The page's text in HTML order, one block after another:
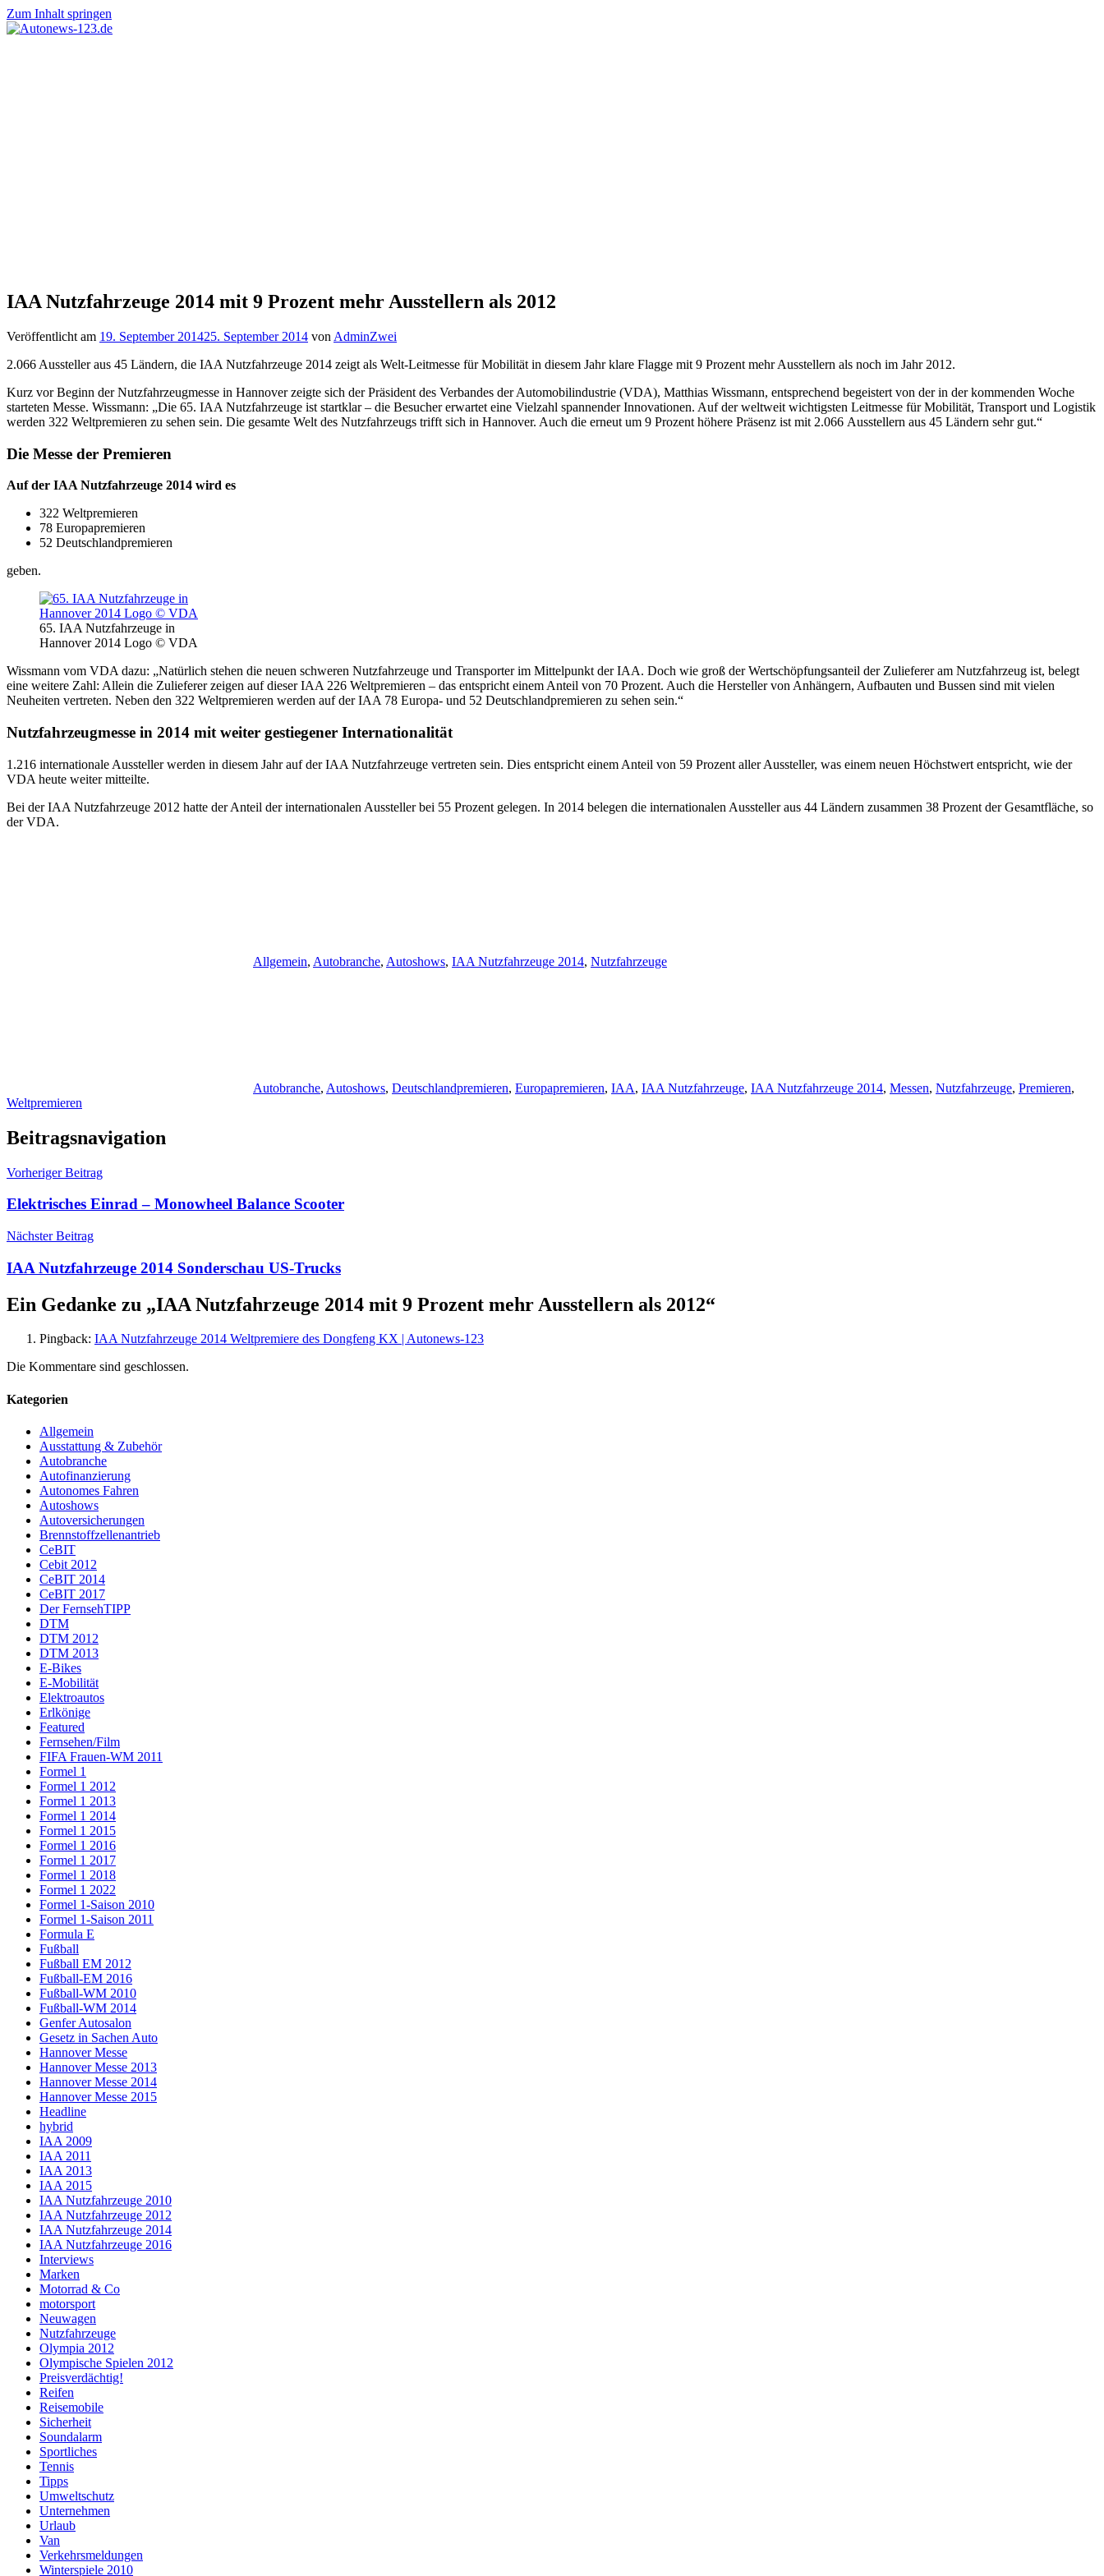
Zum Inhalt springen
IAA Nutzfahrzeuge 2014 mit 9 Prozent mehr Ausstellern als 2012
Veröffentlicht am 19. September 201425. September 2014 von AdminZwei
2.066 Aussteller aus 45 Ländern, die IAA Nutzfahrzeuge 2014 zeigt als Welt-Leitmesse für Mobilität in diesem Jahr klare Flagge mit 9 Prozent mehr Ausstellern als noch im Jahr 2012.
Kurz vor Beginn der Nutzfahrzeugmesse in Hannover zeigte sich der Präsident des Verbandes der Automobilindustrie (VDA), Matthias Wissmann, entsprechend begeistert von der in der kommenden Woche
starteten Messe. Wissmann: „Die 65. IAA Nutzfahrzeuge ist startklar – die Besucher erwartet eine Vielzahl spannender Innovationen. Auf der weltweit wichtigsten Leitmesse für Mobilität, Transport und Logistik
werden 322 Weltpremieren zu sehen sein. Die gesamte Welt des Nutzfahrzeugs trifft sich in Hannover. Auch die erneut um 9 Prozent höhere Präsenz ist mit 2.066 Ausstellern aus 45 Ländern sehr gut.“
Die Messe der Premieren
Auf der IAA Nutzfahrzeuge 2014 wird es
322 Weltpremieren
78 Europapremieren
52 Deutschlandpremieren
geben.
65. IAA Nutzfahrzeuge in
Hannover 2014 Logo © VDA
Wissmann vom VDA dazu: „Natürlich stehen die neuen schweren Nutzfahrzeuge und Transporter im Mittelpunkt der IAA. Doch wie groß der Wertschöpfungsanteil der Zulieferer am Nutzfahrzeug ist, belegt
eine weitere Zahl: Allein die Zulieferer zeigen auf dieser IAA 226 Weltpremieren – das entspricht einem Anteil von 70 Prozent. Auch die Hersteller von Anhängern, Aufbauten und Bussen sind mit vielen
Neuheiten vertreten. Neben den 322 Weltpremieren werden auf der IAA 78 Europa- und 52 Deutschlandpremieren zu sehen sein.“
Nutzfahrzeugmesse in 2014 mit weiter gestiegener Internationalität
1.216 internationale Aussteller werden in diesem Jahr auf der IAA Nutzfahrzeuge vertreten sein. Dies entspricht einem Anteil von 59 Prozent aller Aussteller, was einem neuen Höchstwert entspricht, wie der
VDA heute weiter mitteilte.
Bei der IAA Nutzfahrzeuge 2012 hatte der Anteil der internationalen Aussteller bei 55 Prozent gelegen. In 2014 belegen die internationalen Aussteller aus 44 Ländern zusammen 38 Prozent der Gesamtfläche, so
der VDA.
Allgemein, Autobranche, Autoshows, IAA Nutzfahrzeuge 2014, Nutzfahrzeuge
Autobranche, Autoshows, Deutschlandpremieren, Europapremieren, IAA, IAA Nutzfahrzeuge, IAA Nutzfahrzeuge 2014, Messen, Nutzfahrzeuge, Premieren,
Weltpremieren
Beitragsnavigation
Vorheriger Beitrag
Elektrisches Einrad – Monowheel Balance Scooter
Nächster Beitrag
IAA Nutzfahrzeuge 2014 Sonderschau US-Trucks
Ein Gedanke zu „IAA Nutzfahrzeuge 2014 mit 9 Prozent mehr Ausstellern als 2012“
Pingback: IAA Nutzfahrzeuge 2014 Weltpremiere des Dongfeng KX | Autonews-123
Die Kommentare sind geschlossen.
Kategorien
Allgemein
Ausstattung & Zubehör
Autobranche
Autofinanzierung
Autonomes Fahren
Autoshows
Autoversicherungen
Brennstoffzellenantrieb
CeBIT
Cebit 2012
CeBIT 2014
CeBIT 2017
Der FernsehTIPP
DTM
DTM 2012
DTM 2013
E-Bikes
E-Mobilität
Elektroautos
Erlkönige
Featured
Fernsehen/Film
FIFA Frauen-WM 2011
Formel 1
Formel 1 2012
Formel 1 2013
Formel 1 2014
Formel 1 2015
Formel 1 2016
Formel 1 2017
Formel 1 2018
Formel 1 2022
Formel 1-Saison 2010
Formel 1-Saison 2011
Formula E
Fußball
Fußball EM 2012
Fußball-EM 2016
Fußball-WM 2010
Fußball-WM 2014
Genfer Autosalon
Gesetz in Sachen Auto
Hannover Messe
Hannover Messe 2013
Hannover Messe 2014
Hannover Messe 2015
Headline
hybrid
IAA 2009
IAA 2011
IAA 2013
IAA 2015
IAA Nutzfahrzeuge 2010
IAA Nutzfahrzeuge 2012
IAA Nutzfahrzeuge 2014
IAA Nutzfahrzeuge 2016
Interviews
Marken
Motorrad & Co
motorsport
Neuwagen
Nutzfahrzeuge
Olympia 2012
Olympische Spielen 2012
Preisverdächtig!
Reifen
Reisemobile
Sicherheit
Soundalarm
Sportliches
Tennis
Tipps
Umweltschutz
Unternehmen
Urlaub
Van
Verkehrsmeldungen
Winterspiele 2010